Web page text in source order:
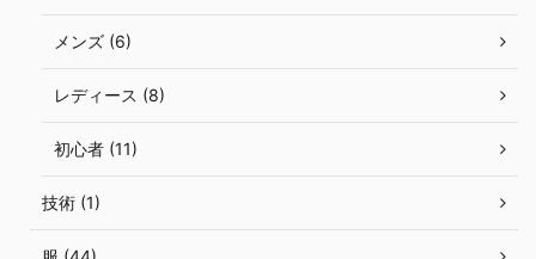
メンズ (6)
レディース (8)
初心者 (11)
技術 (1)